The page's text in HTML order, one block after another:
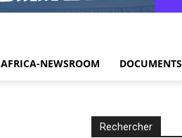
AFRICA-NEWSROOM DOCUMENTS
Rechercher